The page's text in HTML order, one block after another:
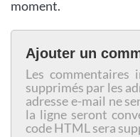
moment.
Ajouter un
Les commentaires
supprimés par les
adresse e-mail ne
la ligne seront
code HTML sera